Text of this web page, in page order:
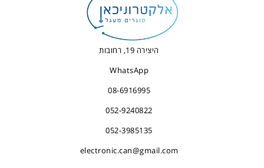
היצירה 19, רחובות
WhatsApp
08-6916995
052-9240822
052-3985135
electronic.can@gmail.com